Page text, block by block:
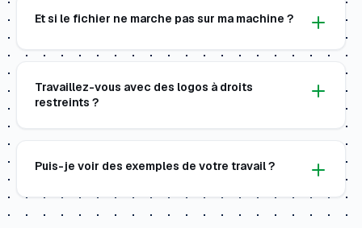
Et si le fichier ne marche pas sur ma machine ?
Travaillez-vous avec des logos à droits
restreints ?
Puis-je voir des exemples de votre travail ?